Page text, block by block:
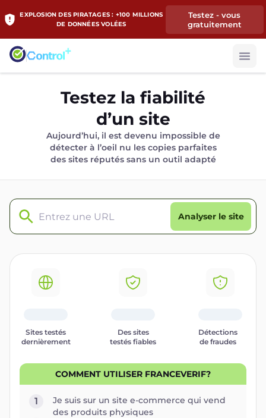
EXPLOSION DES PIRATAGES : +100 MILLIONS
DE DONNÉES VOLÉES
Testez - vous
gratuitement
Testez la fiabilité
d’un site
Aujourd’hui, il est devenu impossible de
détecter à l’oeil nu les copies parfaites
des sites réputés sans un outil adapté
Analyser le site
Sites testés
dernièrement
Des sites
testés fiables
Détections
de fraudes
COMMENT UTILISER FRANCEVERIF?
1
Je suis sur un site e-commerce qui vend
des produits physiques